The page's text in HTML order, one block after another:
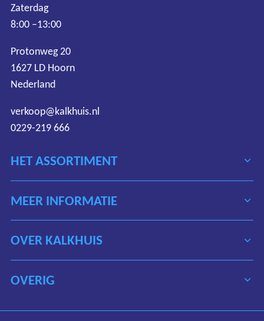
Disclaimer
HET ASSORTIMENT
MEER INFORMATIE
OVER KALKHUIS
Zaterdag
8:00 –13:00
Protonweg 20
1627 LD Hoorn
Nederland
verkoop@kalkhuis.nl
0229-219 666
OVERIG